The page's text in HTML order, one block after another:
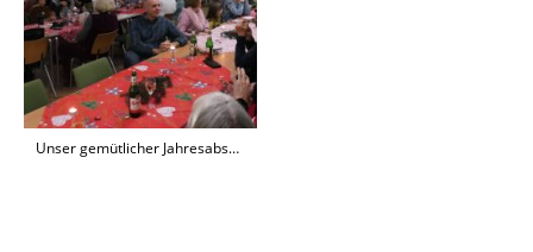
Unser gemütlicher Jahresabschluss